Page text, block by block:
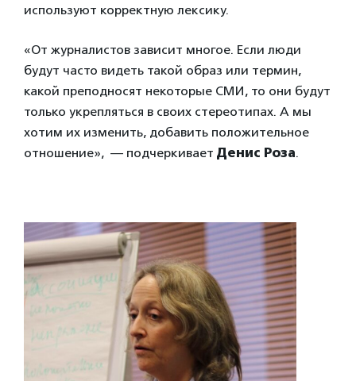
используют корректную лексику.
«От журналистов зависит многое. Если люди
будут часто видеть такой образ или термин,
какой преподносят некоторые СМИ, то они будут
только укрепляться в своих стереотипах. А мы
хотим их изменить, добавить положительное
отношение», — подчеркивает Денис Роза.